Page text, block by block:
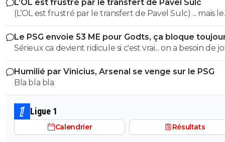
des clubs qui sont beaucoup plus mal lotis qu'eux
du plus fort tout simplement..
L’OL est frustré par le transfert de Pavel Sulc
(L’OL est frustré par le transfert de Pavel Sulc) ... mais le
public aussi commence a être frustré ... la vente de ces
"excellents" joueurs dont fait partie Pavel Sulc ... pour
récupérer quoi ? qui? À un moment donné il faudra
arriver a construire dans le long terme... et avec ,
avec , une équipe régulière ça finira par payer, mais là pour
l'instant, ???
Le PSG envoie 53 ME pour Godts, ça bloque
Sérieux ca devient ridicule si c'est vrai... on a besoin de
pour la supercoupe ! sérieux a 5 ou 7M€ pres, go !!
Humilié par Vinicius, Arsenal se venge sur le PSG
Bla bla bla
Ligue 1
Calendrier Résultats